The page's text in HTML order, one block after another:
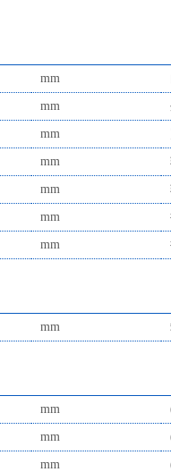
mm
mm
mm
mm
mm
mm
mm
mm
mm
mm
mm